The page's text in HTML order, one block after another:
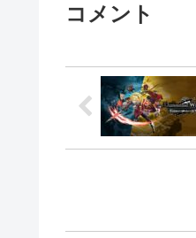
コメント